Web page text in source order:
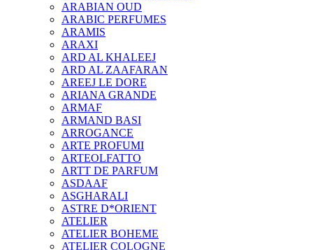
ARABIAN OUD
ARABIC PERFUMES
ARAMIS
ARAXI
ARD AL KHALEEJ
ARD AL ZAAFARAN
AREEJ LE DORE
ARIANA GRANDE
ARMAF
ARMAND BASI
ARROGANCE
ARTE PROFUMI
ARTEOLFATTO
ARTT DE PARFUM
ASDAAF
ASGHARALI
ASTRE D*ORIENT
ATELIER
ATELIER BOHEME
ATELIER COLOGNE